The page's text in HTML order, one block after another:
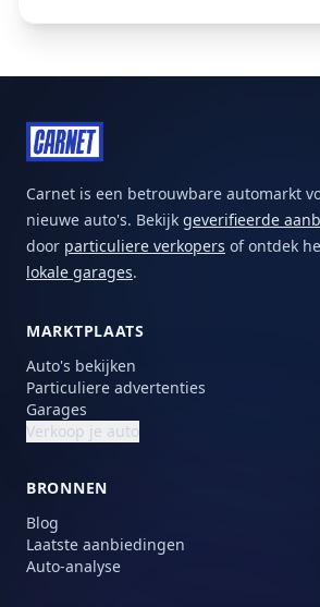
Carnet is een betrouwbare automarkt
nieuwe auto's. Bekijk geverifieerde
door particuliere verkopers of ontdek
lokale garages.
MARKTPLAATS
Auto's bekijken
Particuliere advertenties
Garages
Verkoop je auto
BRONNEN
Blog
Laatste aanbiedingen
Auto-analyse